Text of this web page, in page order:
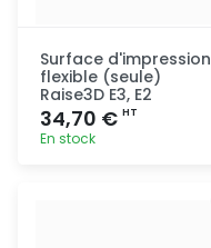
Surface d'impression
flexible (seule)
Raise3D E3, E2
34,70 € HT
En stock